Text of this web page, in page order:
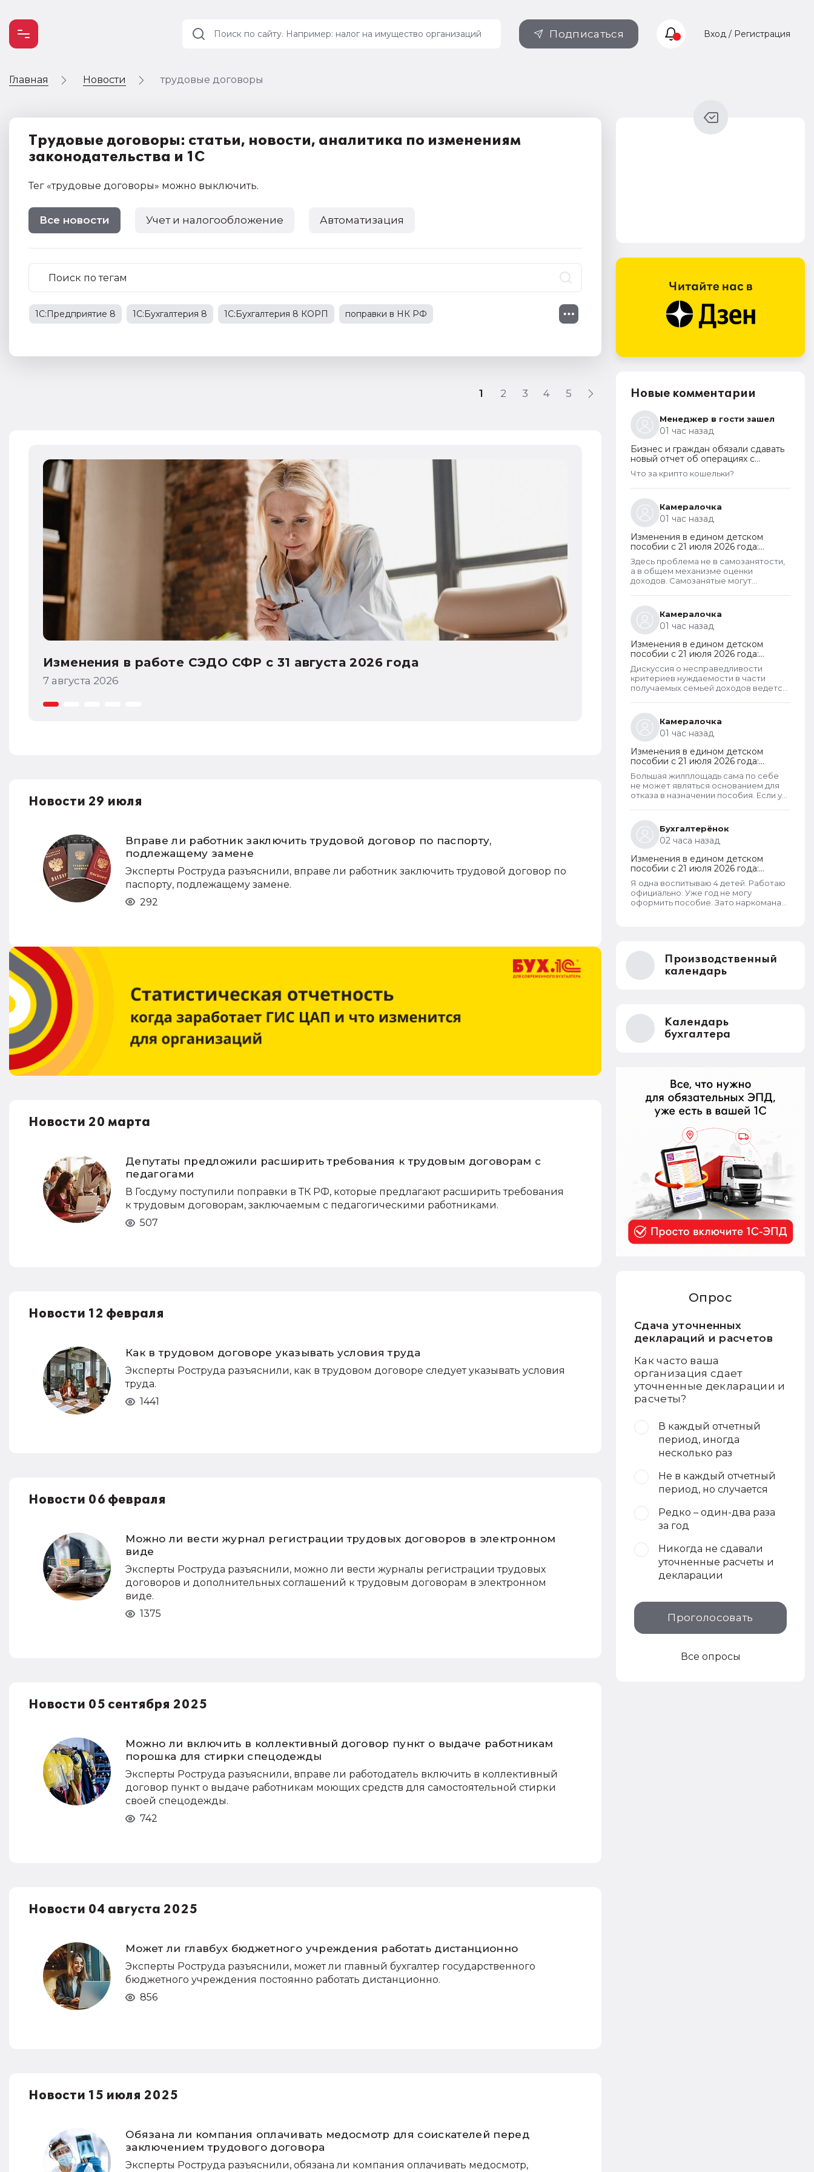
Подписаться Вход / Регистрация
Главная Новости трудовые договоры
Трудовые договоры: статьи, новости, аналитика по изменениям
законодательства и 1С
Тег «трудовые договоры» можно выключить.
Все новости Учет и налогообложение Автоматизация
1С:Предприятие 8 1С:Бухгалтерия 8 1С:Бухгалтерия 8 КОРП поправки в НК РФ
1 2 3 4 5
Интересное в 1С:УНФ: 1С:Share
7 августа 2026
Самое новое в «1С:Бухгалтерии
Wildberries из файла
6 августа 2026
Новости 29 июля
Вправе ли работник заключить трудовой договор по паспорту,
подлежащему замене
Эксперты Роструда разъяснили, вправе ли работник заключить трудовой договор по
паспорту, подлежащему замене.
292
Новости 20 марта
Депутаты предложили расширить требования к трудовым договорам с
педагогами
В Госдуму поступили поправки в ТК РФ, которые предлагают расширить требования
к трудовым договорам, заключаемым с педагогическими работниками.
507
Новости 12 февраля
Как в трудовом договоре указывать условия труда
Эксперты Роструда разъяснили, как в трудовом договоре следует указывать условия
труда.
1441
Новости 06 февраля
Можно ли вести журнал регистрации трудовых договоров в электронном
виде
Эксперты Роструда разъяснили, можно ли вести журналы регистрации трудовых
договоров и дополнительных соглашений к трудовым договорам в электронном
виде.
1375
Новости 05 сентября 2025
Можно ли включить в коллективный договор пункт о выдаче работникам
порошка для стирки спецодежды
Эксперты Роструда разъяснили, вправе ли работодатель включить в коллективный
договор пункт о выдаче работникам моющих средств для самостоятельной стирки
своей спецодежды.
742
Новости 04 августа 2025
Может ли главбух бюджетного учреждения работать дистанционно
Эксперты Роструда разъяснили, может ли главный бухгалтер государственного
бюджетного учреждения постоянно работать дистанционно.
856
Новости 15 июля 2025
Обязана ли компания оплачивать медосмотр для соискателей перед
заключением трудового договора
Эксперты Роструда разъяснили, обязана ли компания оплачивать медосмотр,
Новые комментарии
Менеджер в гости зашел
01 час назад
Бизнес и граждан обязали сдавать
новый отчет об операциях с
криптовалютами на иностранных
платформах
Что за крипто кошельки?
Камералочка
01 час назад
Изменения в едином детском
пособии с 21 июля 2026 года:
пересмотр правила нулевого
дохода и новый порядок
оформления пособий по месту
пребывания
Здесь проблема не в самозанятости,
а в общем механизме оценки
доходов. Самозанятые могут
для этого и самозанятые и работники
по ТД должны соответствовать
критерию нуждаемости. Согласно
данному критерию, их среднедушевой
доход не должен превышать
прожиточный минимум на каждого
члена семьи. И если доход заявителя
хотя бы на 1 рубль превысит
установленный предел, то в пособии
Камералочка
01 час назад
Изменения в едином детском
пособии с 21 июля 2026 года:
пересмотр правила нулевого
дохода и новый порядок
оформления пособий по месту
пребывания
Дискуссия о несправедливости
критериев нуждаемости в части
получаемых семьей доходов ведется
который уже говорил о том, что
данные критерии необходимо
пересмотреть. В начале года данные
критерии действительно
пересмотрели. Но сделали это
только для многодетных семей.
Теперь при незначительном
превышении доходов таких семей
показателей прожиточного минимума
Камералочка
01 час назад
Изменения в едином детском
пособии с 21 июля 2026 года:
пересмотр правила нулевого
дохода и новый порядок
оформления пособий по месту
пребывания
Большая жилплощадь сама по себе
не может являться основанием для
отказа в назначении пособия. Если у
условий, пособие ей одобрят
независимо от площади жилья и
количества квадратным метров такой
площади, приходящихся на каждого
члена семьи. В пособии отказывают
только если в собственности семьи
находятся две и более квартиры или
жилых дома. Такая семья не может
считаться нуждающейся.
Бухгалтерёнок
02 часа назад
Изменения в едином детском
пособии с 21 июля 2026 года:
пересмотр правила нулевого
дохода и новый порядок
оформления пособий по месту
пребывания
Я одна воспитываю 4 детей. Работаю
официально. Уже год не могу
оформить пособие. Зато наркоманам
Производственный
календарь
Календарь
бухгалтера
Опрос
Сдача уточненных
деклараций и расчетов
Как часто ваша
организация сдает
уточненные декларации и
расчеты?
В каждый отчетный
период, иногда
несколько раз
Не в каждый отчетный
период, но случается
Редко – один-два раза
за год
Никогда не сдавали
уточненные расчеты и
декларации
Проголосовать
Все опросы
Учет и